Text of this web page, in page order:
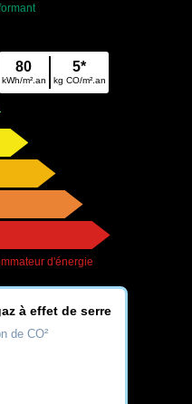
80
kWh/m².an
5*
kg CO/m².an
d'énergie
à effet de serre
de CO²